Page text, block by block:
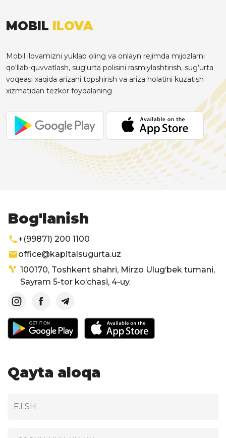
MOBIL ILOVA
Mobil ilovamizni yuklab oling va onlayn rejimda mijozlarni
qo‘llab-quvvatlash, sug‘urta polisini rasmiylashtirish, sug’urta
voqeasi xaqida arizani topshirish va ariza holatini kuzatish
xizmatidan tezkor foydalaning
Bog'lanish
+(99871) 200 1100
office@kapitalsugurta.uz
100170, Toshkent shahri, Mirzo Ulug‘bek tumani,
Sayram 5-tor ko‘chasi, 4-uy.
Qayta aloqa